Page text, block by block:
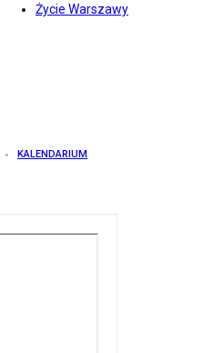
Życie Warszawy
KALENDARIUM